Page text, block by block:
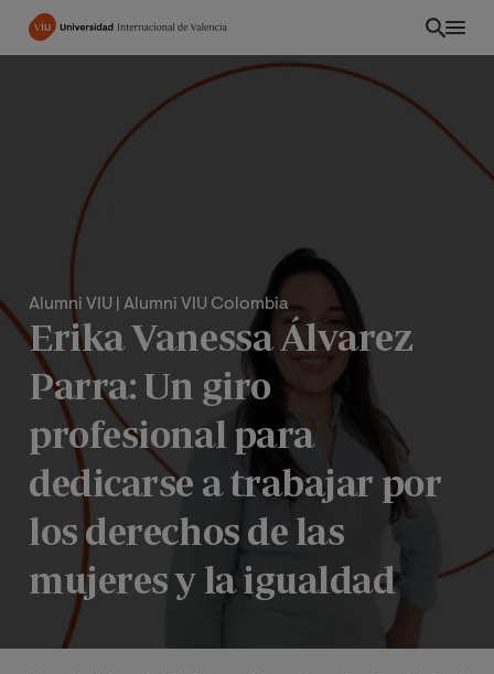
Pasar
Alumni VIU | Alumni VIU Colombia
Erika Vanessa Álvarez
Parra: Un giro
profesional para
dedicarse a trabajar por
los derechos de las
mujeres y la igualdad